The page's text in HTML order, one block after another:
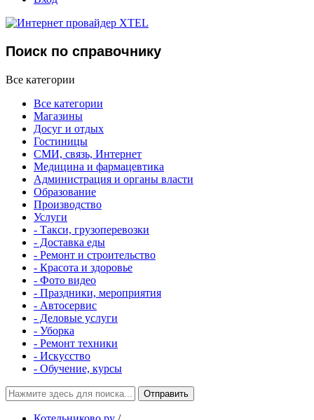
Поиск по справочнику
Все категории
Все категории
Магазины
Досуг и отдых
Гостиницы
СМИ, связь, Интернет
Медицина и фармацевтика
Администрация и органы власти
Образование
Производство
Услуги
- Такси, грузоперевозки
- Доставка еды
- Ремонт и строительство
- Красота и здоровье
- Фото видео
- Праздники, мероприятия
- Автосервис
- Деловые услуги
- Уборка
- Ремонт техники
- Искусство
- Обучение, курсы
Отправить